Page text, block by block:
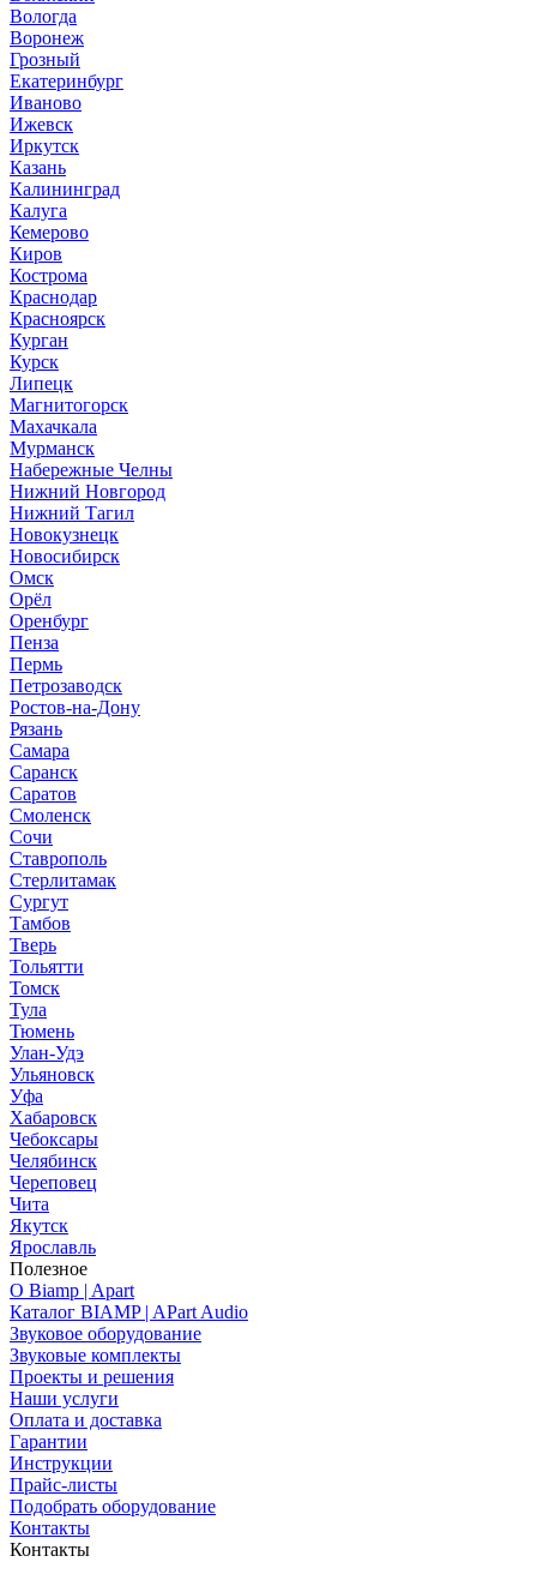
Вологда
Воронеж
Грозный
Екатеринбург
Иваново
Ижевск
Иркутск
Казань
Калининград
Калуга
Кемерово
Киров
Кострома
Краснодар
Красноярск
Курган
Курск
Липецк
Магнитогорск
Махачкала
Мурманск
Набережные Челны
Нижний Новгород
Нижний Тагил
Новокузнецк
Новосибирск
Омск
Орёл
Оренбург
Пенза
Пермь
Петрозаводск
Ростов-на-Дону
Рязань
Самара
Саранск
Саратов
Смоленск
Сочи
Ставрополь
Стерлитамак
Сургут
Тамбов
Тверь
Тольятти
Томск
Тула
Тюмень
Улан-Удэ
Ульяновск
Уфа
Хабаровск
Чебоксары
Челябинск
Череповец
Чита
Якутск
Ярославль
Полезное
О Biamp | Apart
Каталог BIAMP | APart Audio
Звуковое оборудование
Звуковые комплекты
Проекты и решения
Наши услуги
Оплата и доставка
Гарантии
Инструкции
Прайс-листы
Подобрать оборудование
Контакты
Контакты